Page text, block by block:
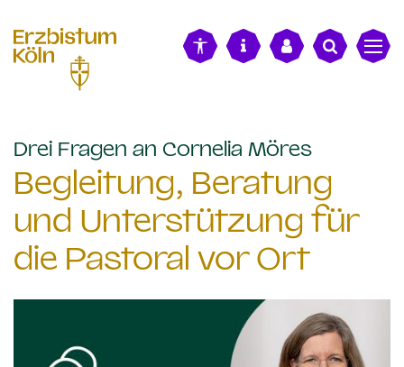
Drei Fragen an Cornelia Möres:
Begleitung, Beratung
und Unterstützung für
die Pastoral vor Ort